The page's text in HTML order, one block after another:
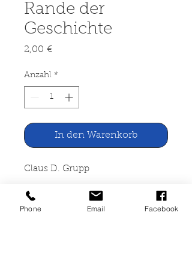
Rande der
Geschichte
2,00 €Preis
Anzahl *
In den Warenkorb
Claus D. Grupp
Geld zur jeder Zeit. Geschichten
von Geld am Rande der
Phone Email Facebook